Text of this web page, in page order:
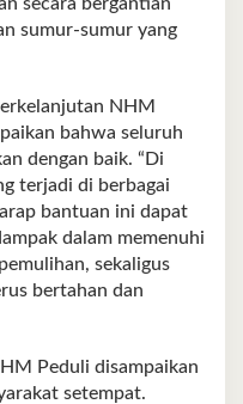
sumur-sumur yang
NHM
bahwa seluruh
dengan baik. “Di
terjadi di berbagai
bantuan ini dapat
dalam memenuhi
sekaligus
bertahan dan
Peduli disampaikan
setempat.